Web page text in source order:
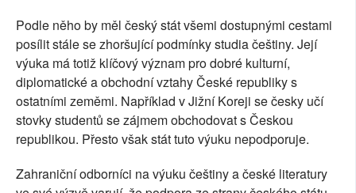
Podle něho by měl český stát všemi dostupnými cestami
posílit stále se zhoršující podmínky studia češtiny. Její
výuka má totiž klíčový význam pro dobré kulturní,
diplomatické a obchodní vztahy České republiky s
ostatními zeměmi. Například v Jižní Koreji se česky učí
stovky studentů se zájmem obchodovat s Českou
republikou. Přesto však stát tuto výuku nepodporuje.
Zahraniční odborníci na výuku češtiny a české literatury